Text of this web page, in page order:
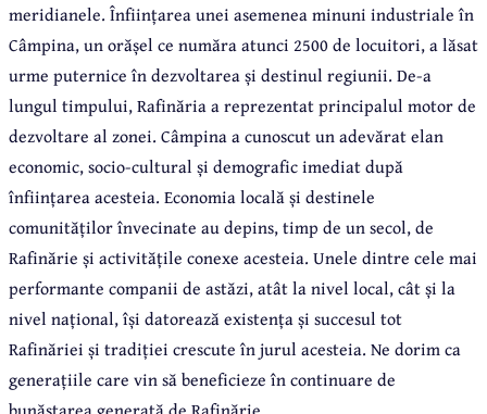
meridianele. Înființarea unei asemenea minuni industriale în
Câmpina, un orășel ce număra atunci 2500 de locuitori, a lăsat
urme puternice în dezvoltarea și destinul regiunii. De-a
lungul timpului, Rafinăria a reprezentat principalul motor de
dezvoltare al zonei. Câmpina a cunoscut un adevărat elan
economic, socio-cultural și demografic imediat după
înființarea acesteia. Economia locală și destinele
comunităților învecinate au depins, timp de un secol, de
Rafinărie și activitățile conexe acesteia. Unele dintre cele mai
performante companii de astăzi, atât la nivel local, cât și la
nivel național, își datorează existența și succesul tot
Rafinăriei și tradiției crescute în jurul acesteia. Ne dorim ca
generațiile care vin să beneficieze în continuare de